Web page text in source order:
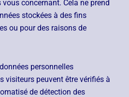
concernant. Cela ne prend
stockées à des fins
ou pour des raisons de
personnelles
visiteurs peuvent être vérifiés à
de détection des